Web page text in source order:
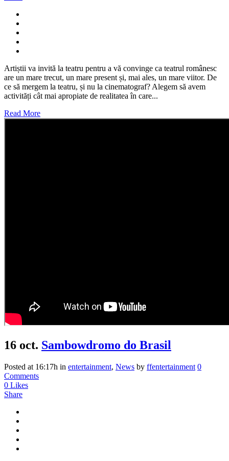
Artiștii va invită la teatru pentru a vă convinge ca teatrul românesc
are un mare trecut, un mare present și, mai ales, un mare viitor. De
ce să mergem la teatru, și nu la cinematograf? Alegem să avem
activități cât mai apropiate de realitatea în care...
Read More
16 oct. Sambowdromo do Brasil
Posted at 16:17h in entertainment, News by ffentertainment 0
Comments
0 Likes
Share